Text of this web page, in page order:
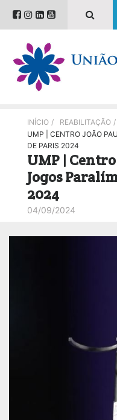
INÍCIO / REABILITAÇÃO /
UMP | CENTRO JOÃO
DE PARIS 2024
UMP |
Jogos
2024
04/09/2024